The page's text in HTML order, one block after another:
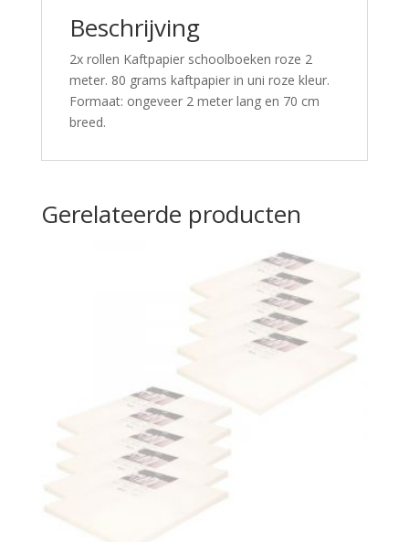
Beschrijving
2x rollen Kaftpapier schoolboeken roze 2
meter. 80 grams kaftpapier in uni roze kleur.
Formaat: ongeveer 2 meter lang en 70 cm
breed.
Gerelateerde producten